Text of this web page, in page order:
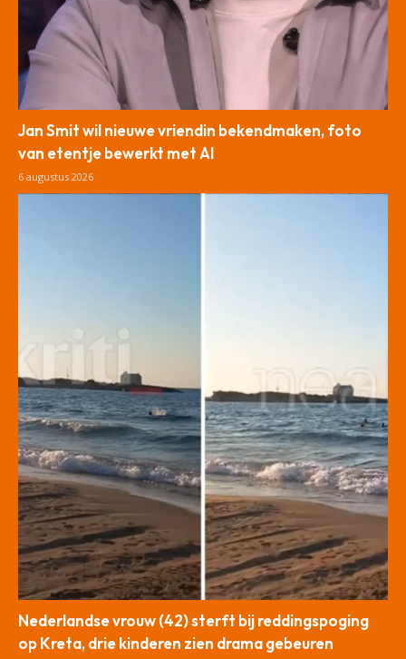
Jan Smit wil nieuwe vriendin bekendmaken, foto
van etentje bewerkt met AI
6 augustus 2026
Nederlandse vrouw (42) sterft bij reddingspoging
op Kreta, drie kinderen zien drama gebeuren